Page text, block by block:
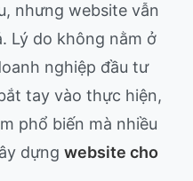
nhưng website vẫn
Lý do không nằm ở
nghiệp đầu tư
tay vào thực hiện,
phổ biến mà nhiều
dựng website cho